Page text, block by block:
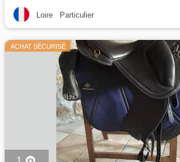
Loire Particulier
ACHAT SÉCURISÉ